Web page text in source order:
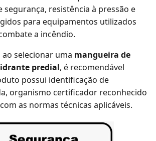
segurança, resistência à pressão e
para equipamentos utilizados
a incêndio.
selecionar uma mangueira de
predial, é recomendável
possui identificação de
organismo certificador reconhecido
as normas técnicas aplicáveis.